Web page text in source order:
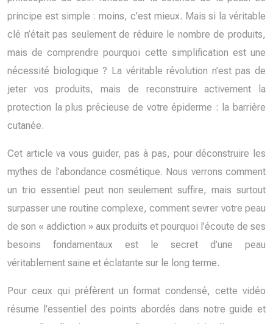
principe est simple : moins, c’est mieux. Mais si la véritable
clé n’était pas seulement de réduire le nombre de produits,
mais de comprendre pourquoi cette simplification est une
nécessité biologique ? La véritable révolution n’est pas de
jeter vos produits, mais de reconstruire activement la
protection la plus précieuse de votre épiderme : la barrière
cutanée.
Cet article va vous guider, pas à pas, pour déconstruire les
mythes de l’abondance cosmétique. Nous verrons comment
un trio essentiel peut non seulement suffire, mais surtout
surpasser une routine complexe, comment sevrer votre peau
de son « addiction » aux produits et pourquoi l’écoute de ses
besoins fondamentaux est le secret d’une peau
véritablement saine et éclatante sur le long terme.
Pour ceux qui préfèrent un format condensé, cette vidéo
résume l’essentiel des points abordés dans notre guide et